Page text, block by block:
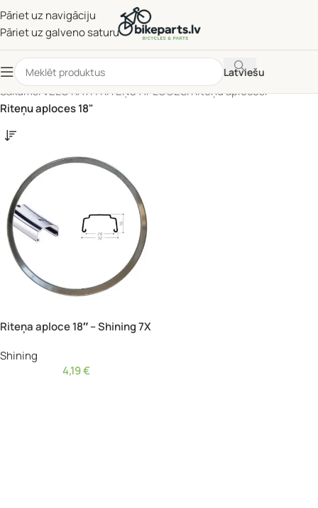
Pāriet uz navigāciju
Pāriet uz galveno saturu
Latviešu
Sākums/VELO RATI | RITEŅU APLOCES/Riteņu aploces/
Riteņu aploces 18"
Riteņa aploce 18″ – Shining 7X
Shining
4,19€